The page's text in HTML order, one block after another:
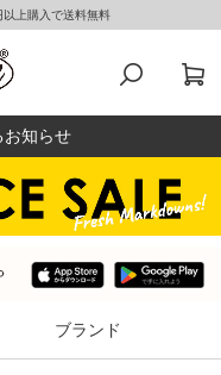
上購入で送料無料
お知らせ
ブランド